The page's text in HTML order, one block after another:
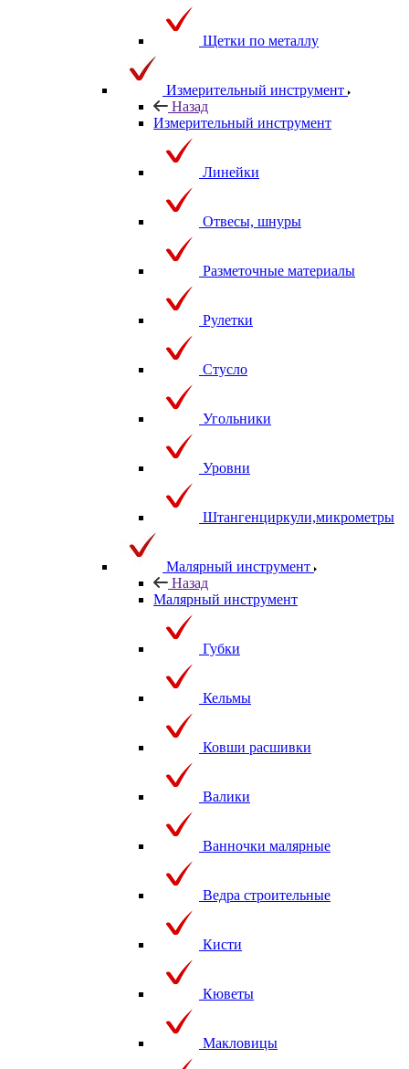
Щетки по металлу
Измерительный инструмент
Назад
Измерительный инструмент
Линейки
Отвесы, шнуры
Разметочные материалы
Рулетки
Стусло
Угольники
Уровни
Штангенциркули,микрометры
Малярный инструмент
Назад
Малярный инструмент
Губки
Кельмы
Ковши расшивки
Валики
Ванночки малярные
Ведра строительные
Кисти
Кюветы
Макловицы